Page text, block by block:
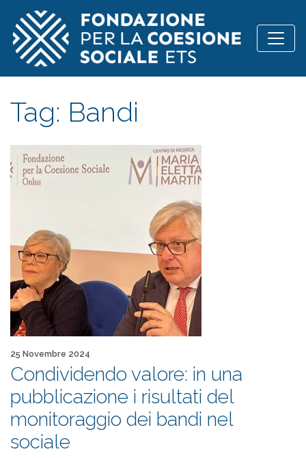
Vai al contenuto
Tag: Bandi
Pubblicato il
25 Novembre 2024
Condividendo valore: in una
pubblicazione i risultati del
monitoraggio dei bandi nel
sociale